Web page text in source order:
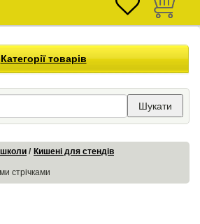
Категорії товарів
Шукати
Кишені для стендів
стрічками